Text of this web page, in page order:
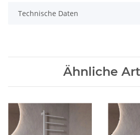
Technische Daten
Ähnliche